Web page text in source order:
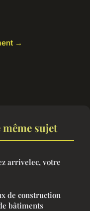
→
sujet
arrivelec, votre
de construction
bâtiments